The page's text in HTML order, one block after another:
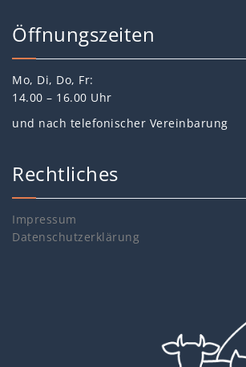
Öffnungszeiten
Mo, Di, Do, Fr:
14.00 – 16.00 Uhr
und nach telefonischer Vereinbarung
Rechtliches
Impressum
Datenschutzerklärung